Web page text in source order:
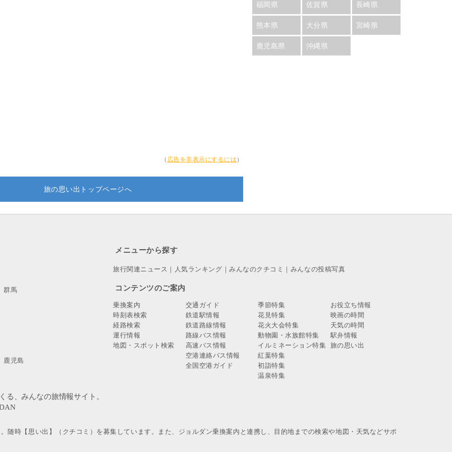
（ 広告を非表示にするには ）
福岡県 佐賀県 長崎県
熊本県 大分県 宮崎県
鹿児島県 沖縄県
旅の思い出トップページへ
群馬
鹿児島
メニューから探す
旅行関連ニュース ｜ 人気ランキング ｜みんなのクチコミ ｜ みんなの投稿写真
コンテンツのご案内
乗換案内
時刻表検索
経路検索
運行情報
地図・スポット検索
交通ガイド
鉄道駅情報
鉄道路線情報
路線バス情報
高速バス情報
空港連絡バス情報
全国空港ガイド
季節特集
花見特集
花火大会特集
動物園・水族館特集
イルミネーション特集
紅葉特集
初詣特集
温泉特集
お役立ち情報
映画の時間
天気の時間
駅弁情報
旅の思い出
随時【思い出】（クチコミ）を募集しています。また、ジョルダン乗換案内と連携し、目的地までの検索や地図・天気などサポ